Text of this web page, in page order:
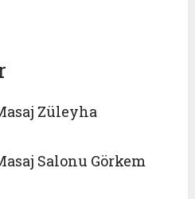
Züleyha
Salonu Görkem